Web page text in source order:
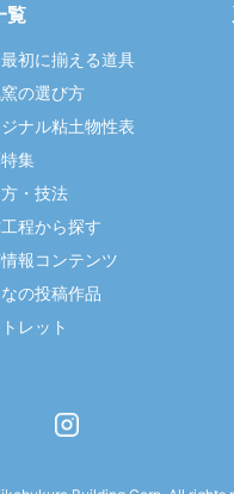
覧
初に揃える道具
の選び方
ナル粘土物性表
集
・技法
程から探す
報コンテンツ
の投稿作品
レット